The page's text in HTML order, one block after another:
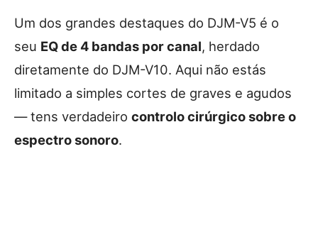
Um dos grandes destaques do DJM-V5 é o
seu EQ de 4 bandas por canal, herdado
diretamente do DJM-V10. Aqui não estás
limitado a simples cortes de graves e agudos
— tens verdadeiro controlo cirúrgico sobre o
espectro sonoro.